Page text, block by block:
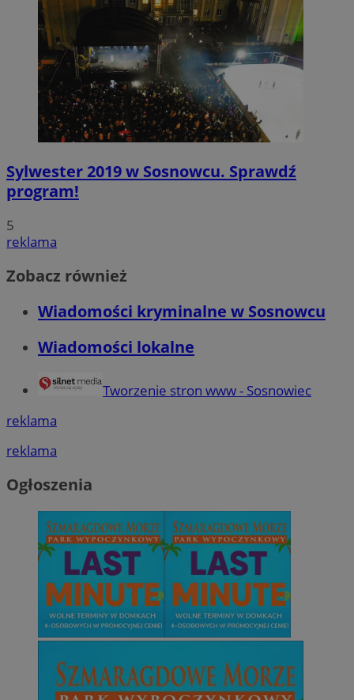
Sylwester 2019 w Sosnowcu. Sprawdź
program!
5
reklama
Zobacz również
Wiadomości kryminalne w Sosnowcu
Wiadomości lokalne
Tworzenie stron www - Sosnowiec
reklama
reklama
Ogłoszenia